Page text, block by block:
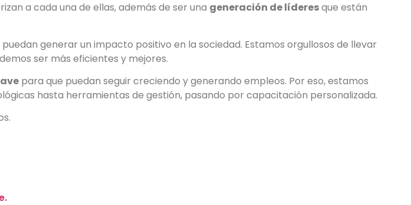
a cada una de ellas, además de ser una generación de líderesque están
generar un impacto positivo en la sociedad. Estamos orgullosos de llevar
ser más eficientes y mejores.
para que puedan seguir creciendo y generando empleos. Por eso, estamos
hasta herramientas de gestión, pasando por capacitación personalizada.